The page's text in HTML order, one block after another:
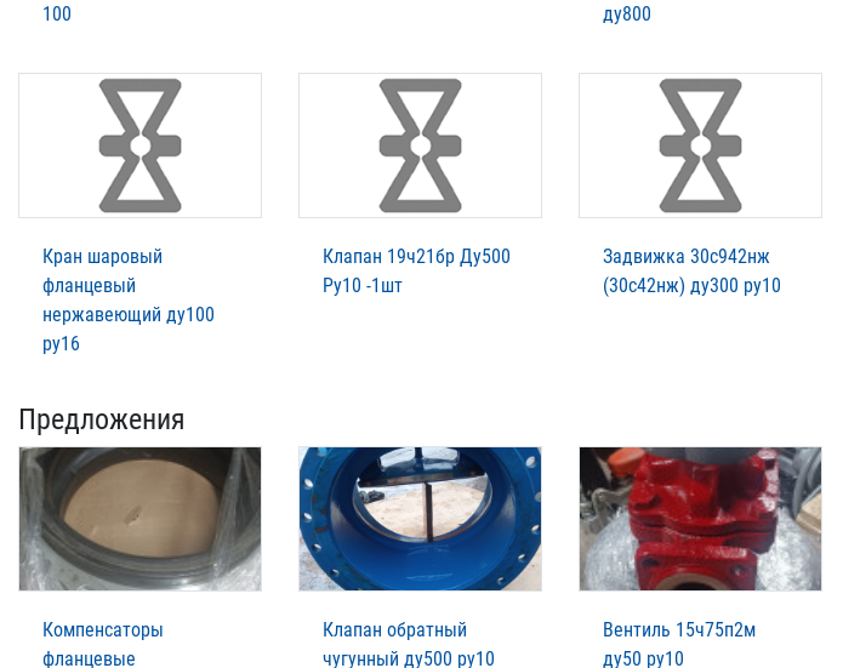
100
ду800
Кран шаровый
фланцевый
нержавеющий ду100
ру16
Клапан 19ч21бр Ду500
Ру10 -1шт
Задвижка 30с942нж
(30с42нж) ду300 ру10
Предложения
Компенсаторы
фланцевые
Клапан обратный
чугунный ду500 ру10
Вентиль 15ч75п2м
ду50 ру10